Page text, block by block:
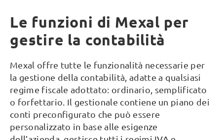
Le funzioni di Mexal per
gestire la contabilità
Mexal offre tutte le funzionalità necessarie per
la gestione della contabilità, adatte a qualsiasi
regime fiscale adottato: ordinario, semplificato
o forfettario. Il gestionale contiene un piano dei
conti preconfigurato che può essere
personalizzato in base alle esigenze